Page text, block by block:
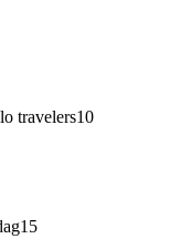
travelers10
15